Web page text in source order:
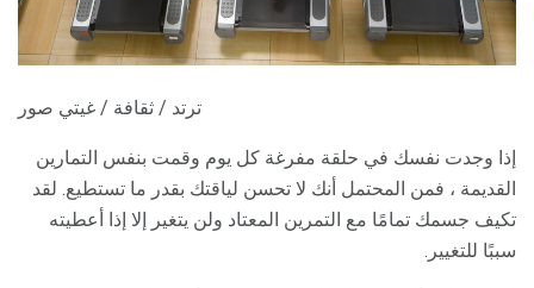
ترتد / ثقافة / غيتي صور
إذا وجدت نفسك في حلقة مفرغة كل يوم وقمت بنفس التمارين
القديمة ، فمن المحتمل أنك لا تحسن لياقتك بقدر ما تستطيع. لقد
تكيف جسمك تمامًا مع التمرين المعتاد ولن يتغير إلا إذا أعطيته
سببًا للتغيير.